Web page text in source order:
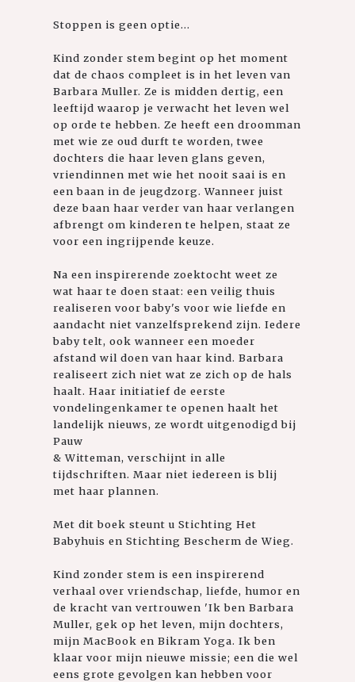
Stoppen is geen optie...
Kind zonder stem begint op het moment
dat de chaos compleet is in het leven van
Barbara Muller. Ze is midden dertig, een
leeftijd waarop je verwacht het leven wel
op orde te hebben. Ze heeft een droomman
met wie ze oud durft te worden, twee
dochters die haar leven glans geven,
vriendinnen met wie het nooit saai is en
een baan in de jeugdzorg. Wanneer juist
deze baan haar verder van haar verlangen
afbrengt om kinderen te helpen, staat ze
voor een ingrijpende keuze.
Na een inspirerende zoektocht weet ze
wat haar te doen staat: een veilig thuis
realiseren voor baby's voor wie liefde en
aandacht niet vanzelfsprekend zijn. Iedere
baby telt, ook wanneer een moeder
afstand wil doen van haar kind. Barbara
realiseert zich niet wat ze zich op de hals
haalt. Haar initiatief de eerste
vondelingenkamer te openen haalt het
landelijk nieuws, ze wordt uitgenodigd bij
Pauw
& Witteman, verschijnt in alle
tijdschriften. Maar niet iedereen is blij
met haar plannen.
Met dit boek steunt u Stichting Het
Babyhuis en Stichting Bescherm de Wieg.
Kind zonder stem is een inspirerend
verhaal over vriendschap, liefde, humor en
de kracht van vertrouwen 'Ik ben Barbara
Muller, gek op het leven, mijn dochters,
mijn MacBook en Bikram Yoga. Ik ben
klaar voor mijn nieuwe missie; een die wel
eens grote gevolgen kan hebben voor